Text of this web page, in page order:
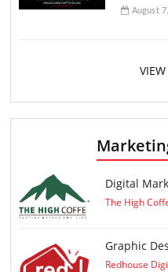
August
Digital
The High
Graphic
Redhouse